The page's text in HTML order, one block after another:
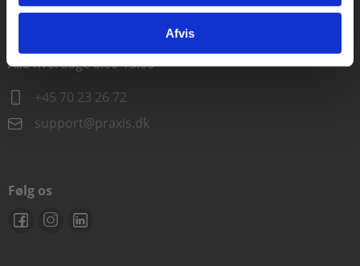
Afvis
Kontakt teknisk support
Alle hverdage 8.00-15.00
+45 70 23 26 72
support@praxis.dk
Følg os